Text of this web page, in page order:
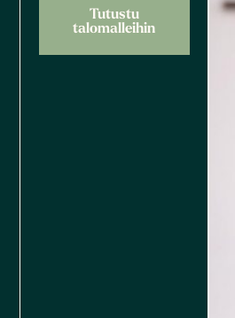
Tutustu
talomalleihin